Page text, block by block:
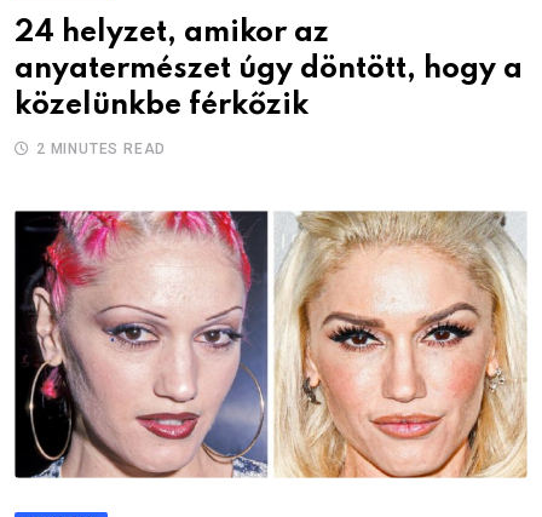
24 helyzet, amikor az
anyatermészet úgy döntött, hogy a
közelünkbe férkőzik
2 MINUTES READ